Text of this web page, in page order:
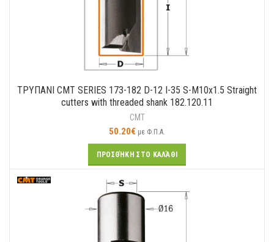
ΤΡΥΠΑΝΙ CMT SERIES 173-182 D-12 I-35 S-M10x1.5 Straight
cutters with threaded shank 182.120.11
CMT
50.20€ με Φ.Π.Α.
ΠΡΟΣΘΉΚΗ ΣΤΟ ΚΑΛΆΘΙ